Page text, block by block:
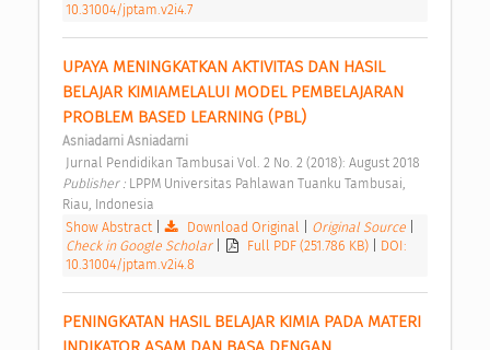
10.31004/jptam.v2i4.7
UPAYA MENINGKATKAN AKTIVITAS DAN HASIL
BELAJAR KIMIAMELALUI MODEL PEMBELAJARAN
PROBLEM BASED LEARNING (PBL)
Asniadarni Asniadarni
Jurnal Pendidikan Tambusai Vol. 2 No. 2 (2018): August 2018
Publisher : LPPM Universitas Pahlawan Tuanku Tambusai,
Riau, Indonesia
Show Abstract| Download Original Original Source
Check in Google Scholar
Full PDF (251.786 KB)
DOI:
10.31004/jptam.v2i4.8
PENINGKATAN HASIL BELAJAR KIMIA PADA MATERI